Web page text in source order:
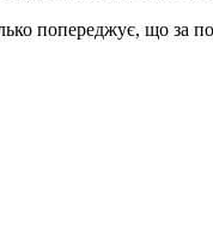
попереджує, що за